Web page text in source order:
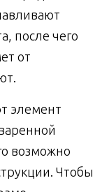
после чего
от
элемент
возможно
Чтобы